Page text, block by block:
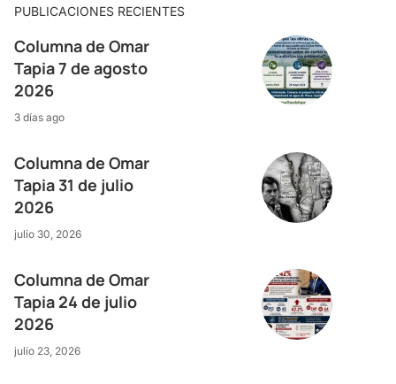
PUBLICACIONES RECIENTES
Columna de Omar
Tapia 7 de agosto
2026
3 días ago
Columna de Omar
Tapia 31 de julio
2026
julio 30, 2026
Columna de Omar
Tapia 24 de julio
2026
julio 23, 2026